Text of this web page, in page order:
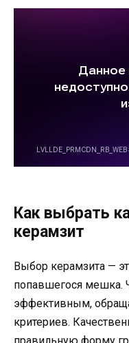
Как выбрать
керамзит
Выбор керамзита —
попавшегося мешка.
эффективным,
критериев.
правильную форму